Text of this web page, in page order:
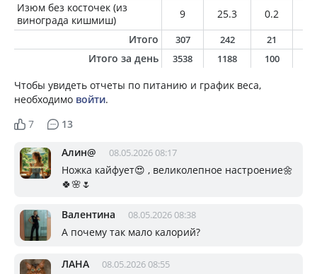
Изюм без косточек (из
винограда кишмиш)
9 25.3 0.2
Итого
307 242 21
Итого за день 3538 1188 100
Чтобы увидеть отчеты по питанию и график веса,
необходимо войти.
7
13
Алин@ 08.05.2026 08:17
Ножка кайфует😍 , великолепное настроение🌼
🍀🌸🌷
Валентина 08.05.2026 08:38
А почему так мало калорий?
ЛАНА 08.05.2026 08:55